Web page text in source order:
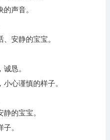
声音。
安静的宝宝。
恳。
心谨慎的样子。
的宝宝。
。